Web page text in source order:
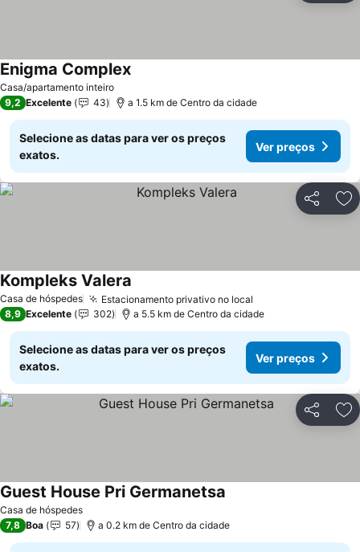
Casa/apartamento inteiro
Enigma ComplexVer preços
9,2 Excelente 43 a 1.5 km de Centro da cidade
Selecione as datas para ver os preços
exatos.
Ver preços
Partilhar
Casa de hóspedes Estacionamento privativo no local
Kompleks Valera
8,9 Excelente 302 a 5.5 km de Centro da cidade
Selecione as datas para ver os preços
exatos.
Ver preços
Partilhar
Casa de hóspedes
Guest House Pri Germanetsa
7,8 Boa 57 a 0.2 km de Centro da cidade